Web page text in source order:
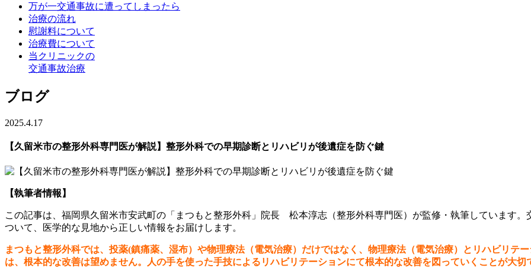
万が一交通事故に遭ってしまったら
治療の流れ
慰謝料について
治療費について
当クリニックの
交通事故治療
ブログ
2025.4.17
【久留米市の整形外科専門医が解説】整形外科での早期診断とリハビリが後遺症を防ぐ鍵
【執筆者情報】
この記事は、福岡県久留米市安武町の「まつもと整形外科」院長 松本淳志（整形外科専門医）が監修・執筆しています
ついて、医学的な見地から正しい情報をお届けします。
まつもと整形外科では、投薬(鎮痛薬、湿布） や物理療法（電気治療） だけではなく、物理療法（電気治療）とリハビリテ
は、根本的な改善は望めません。人の手を使った手技によるリハビリテーションにて根本的な改善を図っていくことが大切